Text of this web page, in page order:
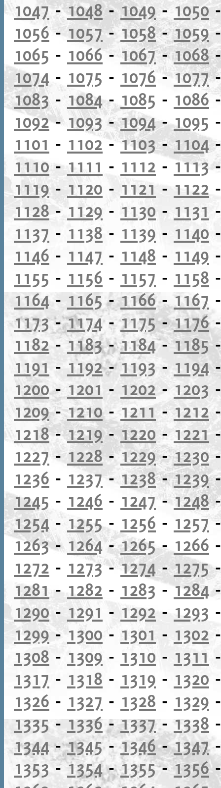
1047-1048-1049 -1050
1056-1057- 1058-1059
1065 - 1066-1067-1068
1074 - 1075 - 1076 -1077
1083 - 1084- 1085 - 1086
1092- 1093-1094-1095
1101 - 1102-1103-1104
1110- 1111 - 1112 -1113
1119- 1120 - 1121 - 1122
1128- 1129 - 1130 - 1131
1137 - 1138 - 1139 - 1140
1146 - 1147 - 1148 - 1149
1155 - 1156 - 1157 - 1158
1164-1165-1166- 1167
1173-1174-1175-1176
1182 - 1183-1184-1185
1191 - 1192-1193- 1194
1200- 1201 - 1202 - 1203
1209-1210-1211 -1212
1218-1219-1220 -1221
1227 - 1228-1229-1230
1236 - 1237- 1238-1239
1245 - 1246 - 1247-1248
1254 - 1255- 1256 - 1257
1263- 1264-1265- 1266
1272 - 1273-1274-1275
1281 - 1282 - 1283 -1284
1290- 1291 - 1292 - 1293
1299-1300 - 1301 - 1302
1308 - 1309 - 1310 - 1311
1317 - 1318 - 1319 - 1320
1326 - 1327 - 1328 - 1329
1335 - 1336 -1337- 1338
1344-1345-1346-1347
1353-1354-1355-1356